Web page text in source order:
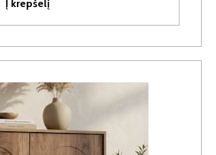
Į krepšelį